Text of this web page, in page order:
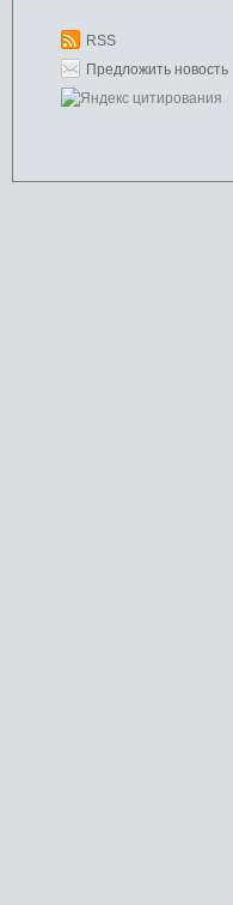
RSS
Предложить новость